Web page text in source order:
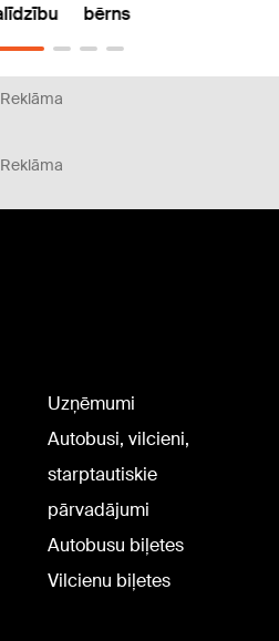
Reklāma
Reklāma
Uzņēmumi
Autobusi, vilcieni,
starptautiskie
pārvadājumi
Autobusu biļetes
Vilcienu biļetes